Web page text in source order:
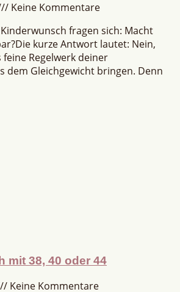
Keine Kommentare
fragen sich: Macht
kurze Antwort lautet: Nein,
Regelwerk deiner
dem Gleichgewicht bringen. Denn
mit 38, 40 oder 44
Keine Kommentare